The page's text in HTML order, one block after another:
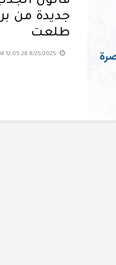
جديدة من
طلعت
8/25/2025 12:05:28 PM